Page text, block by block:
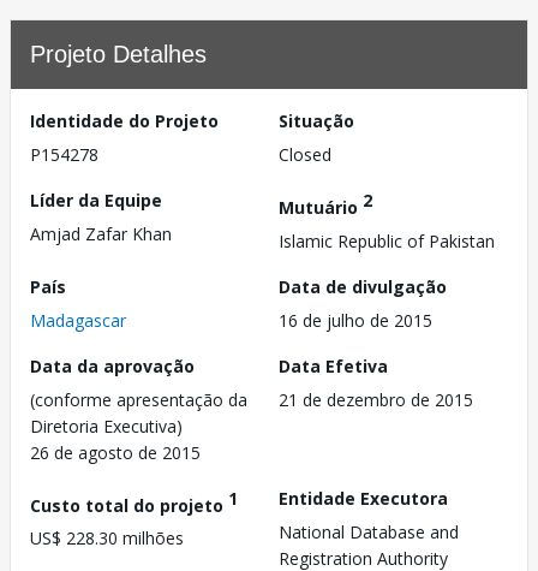
Projeto Detalhes
Identidade do Projeto
P154278
Situação
Closed
Líder da Equipe
Amjad Zafar Khan
Mutuário 2
Islamic Republic of Pakistan
País
Madagascar
Data de divulgação
16 de julho de 2015
Data da aprovação
(conforme apresentação da
Diretoria Executiva)
26 de agosto de 2015
Data Efetiva
21 de dezembro de 2015
Custo total do projeto 1
US$ 228.30 milhões
Entidade Executora
National Database and
Registration Authority